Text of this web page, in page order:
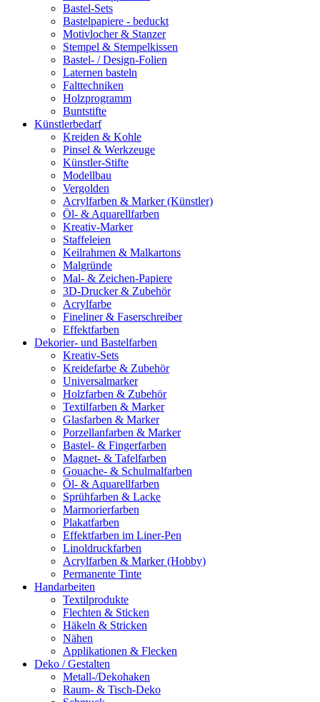
Bastel-Sets
Bastelpapiere - beduckt
Motivlocher & Stanzer
Stempel & Stempelkissen
Bastel- / Design-Folien
Laternen basteln
Falttechniken
Holzprogramm
Buntstifte
Künstlerbedarf
Kreiden & Kohle
Pinsel & Werkzeuge
Künstler-Stifte
Modellbau
Vergolden
Acrylfarben & Marker (Künstler)
Öl- & Aquarellfarben
Kreativ-Marker
Staffeleien
Keilrahmen & Malkartons
Malgründe
Mal- & Zeichen-Papiere
3D-Drucker & Zubehör
Acrylfarbe
Fineliner & Faserschreiber
Effektfarben
Dekorier- und Bastelfarben
Kreativ-Sets
Kreidefarbe & Zubehör
Universalmarker
Holzfarben & Zubehör
Textilfarben & Marker
Glasfarben & Marker
Porzellanfarben & Marker
Bastel- & Fingerfarben
Magnet- & Tafelfarben
Gouache- & Schulmalfarben
Öl- & Aquarellfarben
Sprühfarben & Lacke
Marmorierfarben
Plakatfarben
Effektfarben im Liner-Pen
Linoldruckfarben
Acrylfarben & Marker (Hobby)
Permanente Tinte
Handarbeiten
Textilprodukte
Flechten & Sticken
Häkeln & Stricken
Nähen
Applikationen & Flecken
Deko / Gestalten
Metall-/Dekohaken
Raum- & Tisch-Deko